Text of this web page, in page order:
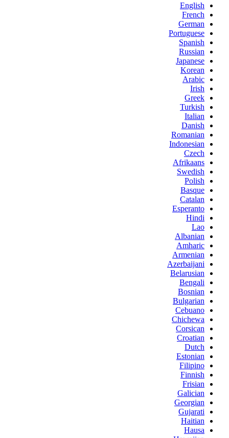
English
French
German
Portuguese
Spanish
Russian
Japanese
Korean
Arabic
Irish
Greek
Turkish
Italian
Danish
Romanian
Indonesian
Czech
Afrikaans
Swedish
Polish
Basque
Catalan
Esperanto
Hindi
Lao
Albanian
Amharic
Armenian
Azerbaijani
Belarusian
Bengali
Bosnian
Bulgarian
Cebuano
Chichewa
Corsican
Croatian
Dutch
Estonian
Filipino
Finnish
Frisian
Galician
Georgian
Gujarati
Haitian
Hausa